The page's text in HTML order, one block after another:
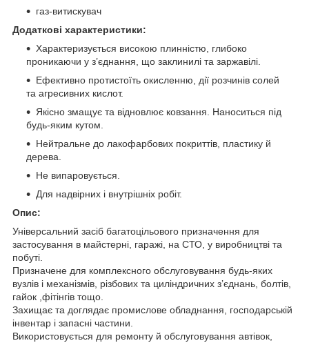
газ-витискувач
Додаткові характеристики:
Характеризується високою плинністю, глибоко
проникаючи у з’єднання, що заклинилі та заржавілі.
Ефективно протистоїть окисленню, дії розчинів солей
та агресивних кислот.
Якісно змащує та відновлює ковзання. Наноситься під
будь-яким кутом.
Нейтральне до лакофарбових покриттів, пластику й
дерева.
Не випаровується.
Для надвірних і внутрішніх робіт.
Опис:
Універсальний засіб багатоцільового призначення для
застосування в майстерні, гаражі, на СТО, у виробництві та
побуті.
Призначене для комплексного обслуговування будь-яких
вузлів і механізмів, різбових та циліндричних з’єднань, болтів,
гайок ,фітінгів тощо.
Захищає та доглядає промислове обладнання, господарській
інвентар і запасні частини.
Використовується для ремонту й обслуговування автівок,